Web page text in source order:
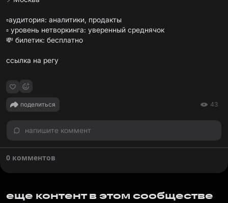
▫️аудитория: аналитики, продакты
▫️ уровень нетворкинга: уверенный среднячок
💸 билетик: бесплатно
ссылка на регу
поделиться 43
напишите коммент
0 комментов
еще контент в этом сообществе